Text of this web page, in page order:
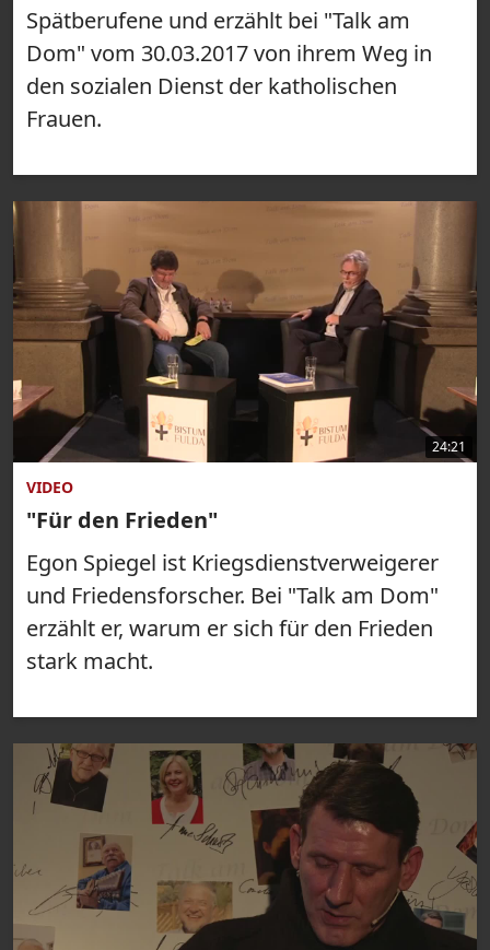
Spätberufene und erzählt bei "Talk am
Dom" vom 30.03.2017 von ihrem Weg in
den sozialen Dienst der katholischen
Frauen.
24:21
VIDEO
"Für den Frieden"
Egon Spiegel ist Kriegsdienstverweigerer
und Friedensforscher. Bei "Talk am Dom"
erzählt er, warum er sich für den Frieden
stark macht.